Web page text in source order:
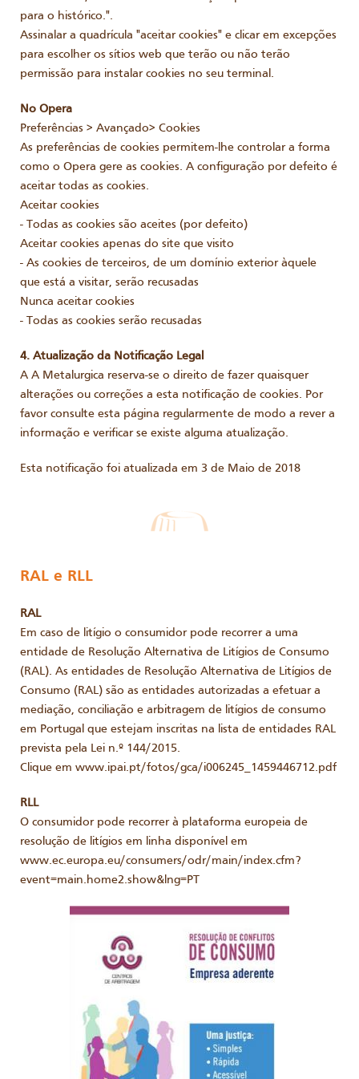
para o histórico.".
Assinalar a quadrícula "aceitar cookies" e clicar em excepções
para escolher os sítios web que terão ou não terão
permissão para instalar cookies no seu terminal.
No Opera
Preferências > Avançado> Cookies
As preferências de cookies permitem-lhe controlar a forma
como o Opera gere as cookies. A configuração por defeito é
aceitar todas as cookies.
Aceitar cookies
- Todas as cookies são aceites (por defeito)
Aceitar cookies apenas do site que visito
- As cookies de terceiros, de um domínio exterior àquele
que está a visitar, serão recusadas
Nunca aceitar cookies
- Todas as cookies serão recusadas
4. Atualização da Notificação Legal
A A Metalurgica reserva-se o direito de fazer quaisquer
alterações ou correções a esta notificação de cookies. Por
favor consulte esta página regularmente de modo a rever a
informação e verificar se existe alguma atualização.
Esta notificação foi atualizada em 3 de Maio de 2018
RAL e RLL
RAL
Em caso de litígio o consumidor pode recorrer a uma
entidade de Resolução Alternativa de Litígios de Consumo
(RAL). As entidades de Resolução Alternativa de Litígios de
Consumo (RAL) são as entidades autorizadas a efetuar a
mediação, conciliação e arbitragem de litígios de consumo
em Portugal que estejam inscritas na lista de entidades RAL
prevista pela Lei n.º 144/2015.
Clique em www.ipai.pt/fotos/gca/i006245_1459446712.pdf
RLL
O consumidor pode recorrer à plataforma europeia de
resolução de litígios em linha disponível em
www.ec.europa.eu/consumers/odr/main/index.cfm?
event=main.home2.show&lng=PT